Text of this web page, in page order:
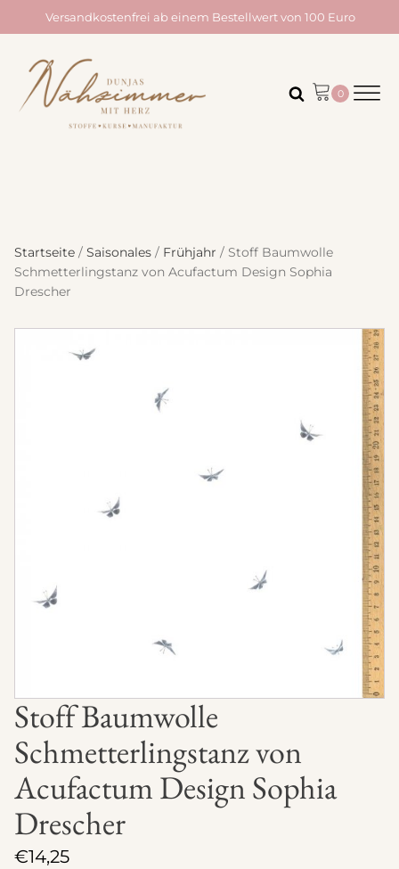
Versandkostenfrei ab einem Bestellwert von 100 Euro
Startseite / Saisonales / Frühjahr / Stoff Baumwolle
Schmetterlingstanz von Acufactum Design Sophia
Drescher
Stoff Baumwolle
Schmetterlingstanz von
Acufactum Design Sophia
Drescher
€14,25